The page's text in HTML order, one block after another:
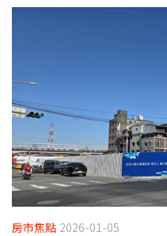
房市焦點 2026-01-05